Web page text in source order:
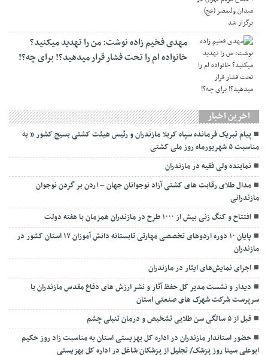
مهدی فخیم زاده نوشت: من را تهدید میکنید؟
خانواده ام را‌ تحت فشار قرار میدهید؟! برای چه؟!
اخرین اخبار
پیام تبریک فرمانده سپاه کربلا مازندران و رئیس هیئت کشتی بسیج کشور ” به
مناسبت ۵ شهریورماه روز ملی کشتی
نماينده ولی فقیه در مازندران
مدال طلای رقابت های کشتی آزاد نوجوانان جهان – اردن بر گردن نوجوان
مازندرانی
افتتاح و کنگ زنی بیش از ۱۰۰۰ طرح در مازندران همزمان با هفته دولت
پایان ۱۰ دوره اردوهای تخصصی مهارتی تابستانه دانش آموزان ۱۷ استان کشور در
مازندران
اجرای نمایش‌های ایثار در مازندران
دیدار و نشست مدیر کل حفظ آثار و نشر ارزش های دفاع مقدس مازندران با
سرپرست شرکت شهرک های صنعتی استان
قبل از ۵ سالگی سن طلایی تشخیص و درمان تنبلی چشم
حضور استاندار مازندران در اداره کل بهزیستی استان به مناسبت زاد روز حکیم
ابوعلی سینا روز پزشک/ تجلیل از پزشکان شاغل در اداره کل بهزیستی